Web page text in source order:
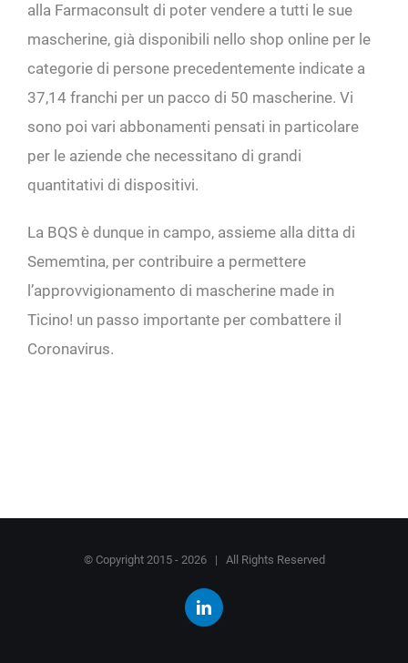
alla Farmaconsult di poter vendere a tutti le sue
mascherine, già disponibili nello shop online per le
categorie di persone precedentemente indicate a
37,14 franchi per un pacco di 50 mascherine. Vi
sono poi vari abbonamenti pensati in particolare
per le aziende che necessitano di grandi
quantitativi di dispositivi.
La BQS è dunque in campo, assieme alla ditta di
Sememtina, per contribuire a permettere
l’approvvigionamento di mascherine made in
Ticino! un passo importante per combattere il
Coronavirus.
© Copyright 2015 - 2026 | All Rights Reserved
LinkedIn